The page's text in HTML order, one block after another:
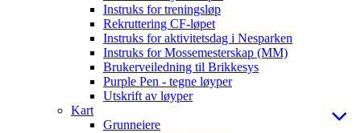
Instruks for treningsløp
Rekruttering CF-løpet
Instruks for aktivitetsdag i Nesparken
Instruks for Mossemesterskap (MM)
Brukerveiledning til Brikkesys
Purple Pen - tegne løyper
Utskrift av løyper
Kart
Grunneiere